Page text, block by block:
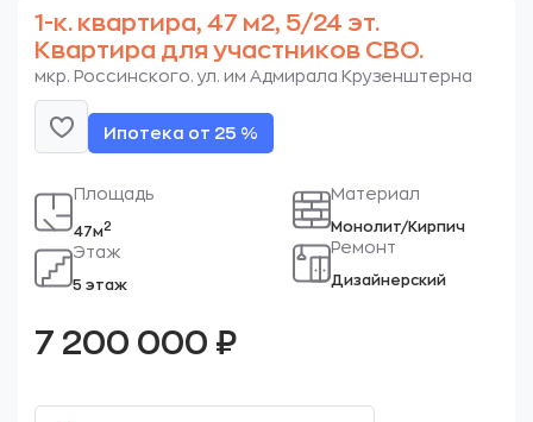
1-к. квартира, 47 м2, 5/24 эт.
Квартира для участников СВО.
мкр. Россинского. ул. им Адмирала Крузенштерна
Ипотека от 25 %
Площадь
47м2
Этаж
5 этаж
Материал
Монолит/Кирпич
Ремонт
Дизайнерский
7 200 000 ₽